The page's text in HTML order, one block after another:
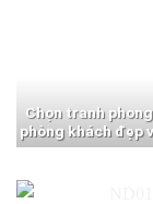
Chọn tranh
phòng khách đẹp